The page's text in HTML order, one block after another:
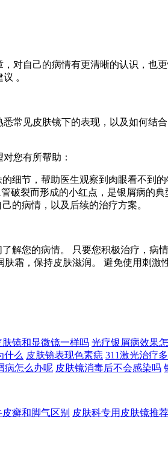
对自己的病情有更清晰的认识，也
。
常见皮肤镜下的表现，以及如何
您有所帮助：
细节，帮助医生观察到肉眼看不到的
破裂而形成的小红点，是银屑病的典
的病情，以及后续的治疗方案。
解您的病情。 只要您积极治疗，病
霜，保持皮肤滋润。 避免使用刺激
肤镜和显微镜一样吗 光疗银屑病效果
什么 皮肤镜表现色素痣 311激光治疗
病怎么办呢 皮肤镜消毒后不会感染吗
皮癣和脚气区别 皮肤科专用皮肤镜推荐